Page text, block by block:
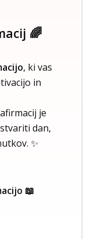
🌈
, ki vas
in
je
dan,
✨
📖